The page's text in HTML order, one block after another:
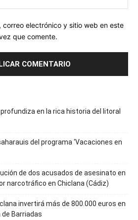
correo electrónico y sitio web en este
que comente.
profundiza en la rica historia del litoral
del programa ‘Vacaciones en
de dos acusados de asesinato en
narcotráfico en Chiclana (Cádiz)
invertirá más de 800.000 euros en
de Barriadas